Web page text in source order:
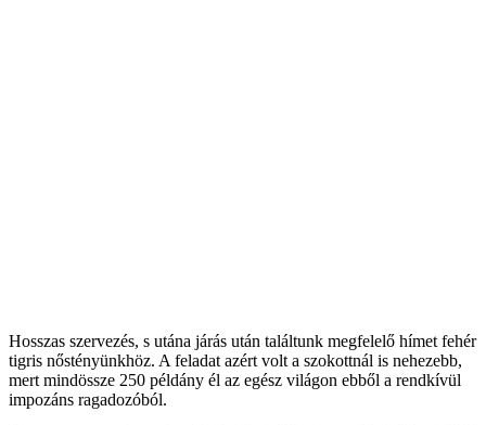
Hosszas szervezés, s utána járás után találtunk megfelelő hímet fehér
tigris nőstényünkhöz. A feladat azért volt a szokottnál is nehezebb,
mert mindössze 250 példány él az egész világon ebből a rendkívül
impozáns ragadozóból.